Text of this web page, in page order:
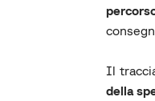
Il
della